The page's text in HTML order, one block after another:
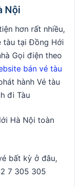
Nội
hơn rất nhiều,
tàu tại Đồng Hới
Gọi điện theo
bán vé tàu
hành Vé tàu
đi Tàu
Hà Nội toàn
bất kỳ ở đâu,
7 305 305